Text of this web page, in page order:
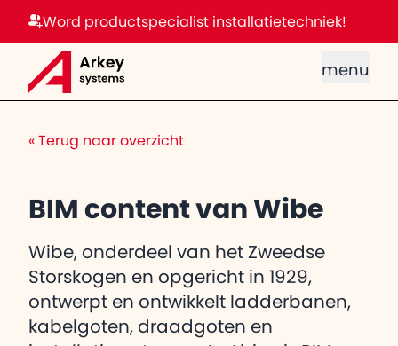
Word productspecialist installatietechniek!
menu
« Terug naar overzicht
BIM content van Wibe
Wibe, onderdeel van het Zweedse
Storskogen en opgericht in 1929,
ontwerpt en ontwikkelt ladderbanen,
kabelgoten, draadgoten en